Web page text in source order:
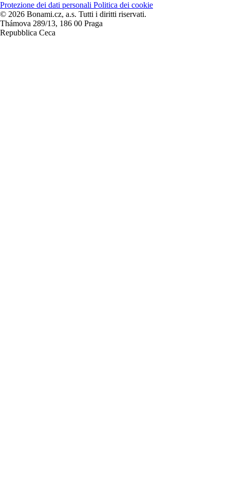
Protezione dei dati personali Politica dei cookie
© 2026 Bonami.cz, a.s. Tutti i diritti riservati.
Thámova 289/13, 186 00 Praga
Repubblica Ceca